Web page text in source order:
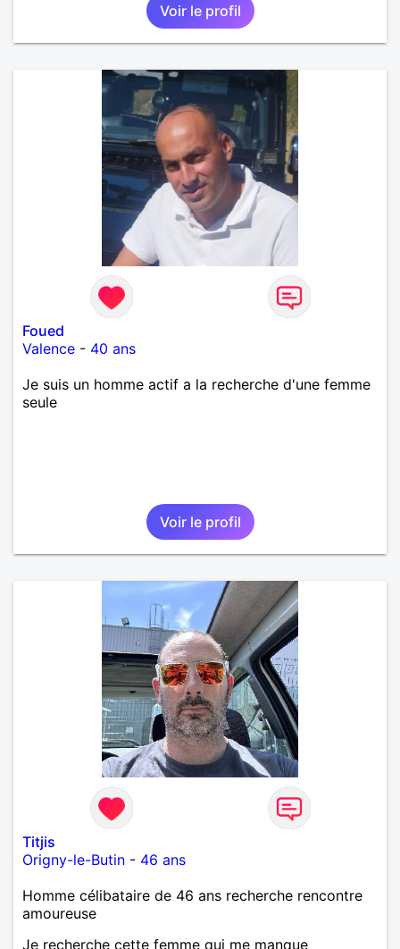
Voir le profil
Foued
Valence - 40 ans
Je suis un homme actif a la recherche d'une femme
seule
Voir le profil
Titjis
Origny-le-Butin - 46 ans
Homme célibataire de 46 ans recherche rencontre
amoureuse
Je recherche cette femme qui me manque